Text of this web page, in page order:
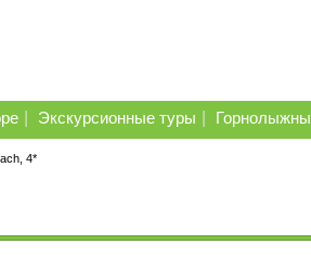
Экскурсионные туры
4*